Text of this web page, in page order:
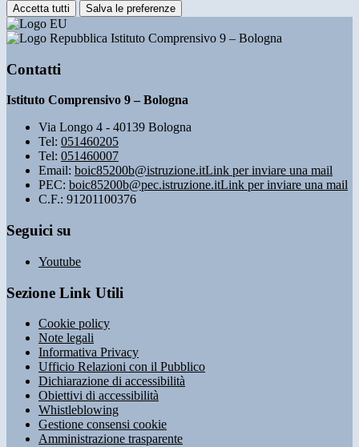
Accetta tutti Salva le preferenze
Istituto Comprensivo 9 – Bologna
Contatti
Istituto Comprensivo 9 – Bologna
Via Longo 4 - 40139 Bologna
Tel: 051460205
Tel: 051460007
Email: boic85200b@istruzione.itLink per inviare una mail
PEC: boic85200b@pec.istruzione.itLink per inviare una mail
C.F.: 91201100376
Seguici su
Youtube
Sezione Link Utili
Cookie policy
Note legali
Informativa Privacy
Ufficio Relazioni con il Pubblico
Dichiarazione di accessibilità
Obiettivi di accessibilità
Whistleblowing
Gestione consensi cookie
Amministrazione trasparente